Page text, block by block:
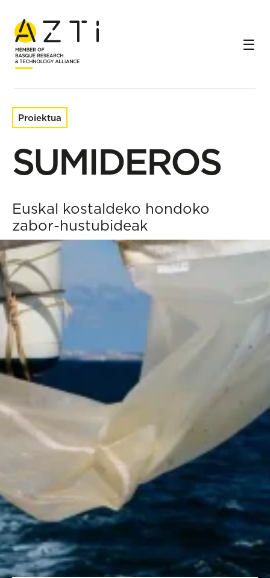
Hasiera Ikerketa-proiektuak
Proiektua
SUMIDEROS
Euskal kostaldeko hondoko
zabor-hustubideak